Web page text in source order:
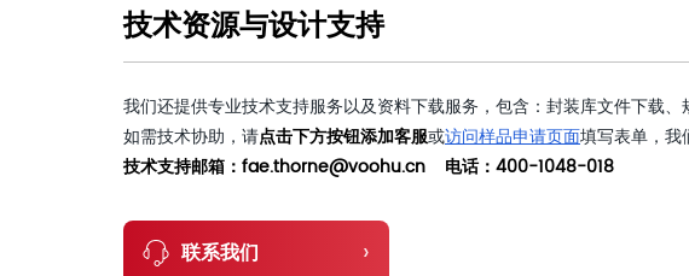
技术资源与设计支持
我们还提供专业技术支持服务以及资料下载服务，包含：封装库文件下载、
如需技术协助，请点击下方按钮添加客服或访问样品申请页面填写表单，我
技术支持邮箱：fae.thorne@voohu.cn 电话：400-1048-018
联系我们 ›